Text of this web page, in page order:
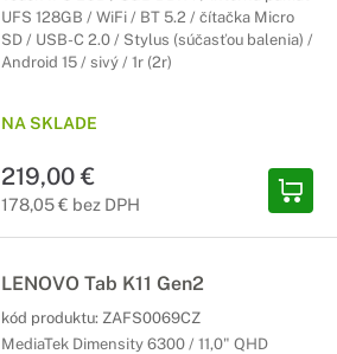
UFS 128GB / WiFi / BT 5.2 / čítačka Micro
SD / USB-C 2.0 / Stylus (súčasťou balenia) /
Android 15 / sivý / 1r (2r)
NA SKLADE
219,00 €
178,05 € bez DPH
LENOVO Tab K11 Gen2
kód produktu: ZAFS0069CZ
MediaTek Dimensity 6300 / 11,0" QHD